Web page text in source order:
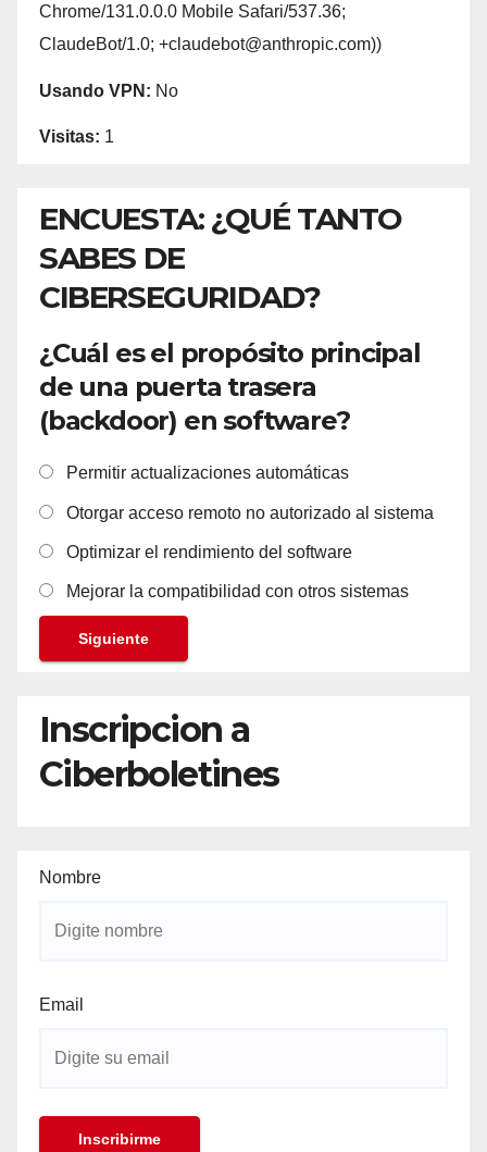
Chrome/131.0.0.0 Mobile Safari/537.36;
ClaudeBot/1.0; +claudebot@anthropic.com))
Usando VPN: No
Visitas: 1
ENCUESTA: ¿QUÉ TANTO
SABES DE
CIBERSEGURIDAD?
¿Cuál es el propósito principal
de una puerta trasera
(backdoor) en software?
Permitir actualizaciones automáticas
Otorgar acceso remoto no autorizado al sistema
Optimizar el rendimiento del software
Mejorar la compatibilidad con otros sistemas
Siguiente
Inscripcion a
Ciberboletines
Nombre
Email